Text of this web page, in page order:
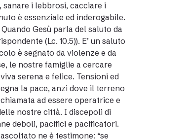
sanare i lebbrosi, cacciare i
è essenziale ed inderogabile.
Gesù parla del saluto da
(Lc. 10.5)). E’ un saluto
è segnato da violenze e da
le nostre famiglie a cercare
serena e felice. Tensioni ed
la pace, anzi dove il terreno
ad essere operatrice e
nostre città. I discepoli di
deboli, pacifici e pacificatori.
ne è testimone: “se